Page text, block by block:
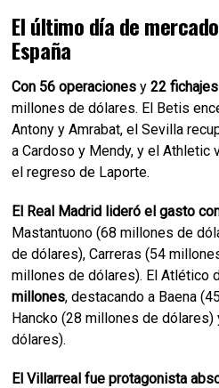
El último día de
España
Con 56 operaciones y22 fichajes
millones de dólares. El Betis
Antony y Amrabat, el Sevilla
a Cardoso y Mendy, y el Athletic
el regreso de Laporte.
El Real Madrid lideró el gasto
Mastantuono (68 millones de
de dólares), Carreras (54
millones de dólares). El Atlético
millones, destacando a Baena
Hancko (28 millones de
dólares).
El Villarreal fue protagonista